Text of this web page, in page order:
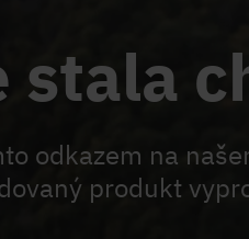
stala
odkazem na
produkt